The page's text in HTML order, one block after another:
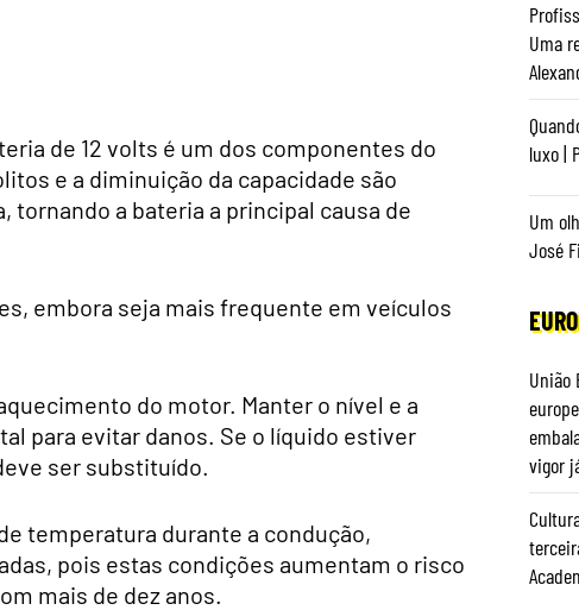
de 12 volts é um dos componentes do
e a diminuição da capacidade são
tornando a bateria a principal causa de
embora seja mais frequente em veículos
do motor. Manter o nível e a
para evitar danos. Se o líquido estiver
ser substituído.
temperatura durante a condução,
pois estas condições aumentam o risco
mais de dez anos.
Uma
luxo |
Um
José
União
vigor